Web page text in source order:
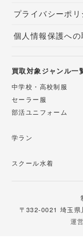
プライバシーポリ
個人情報保護へ
買取対象ジャンル一
中学校・高校制服
セーラー服
部活ユニフォーム
学ラン
スクール水着
〒332-0021 埼玉
運